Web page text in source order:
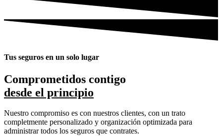
Tus seguros en un solo lugar
Comprometidos contigo
desde el principio
Nuestro compromiso es con nuestros clientes, con un trato
completmente personalizado y organización optimizada para
administrar todos los seguros que contrates.